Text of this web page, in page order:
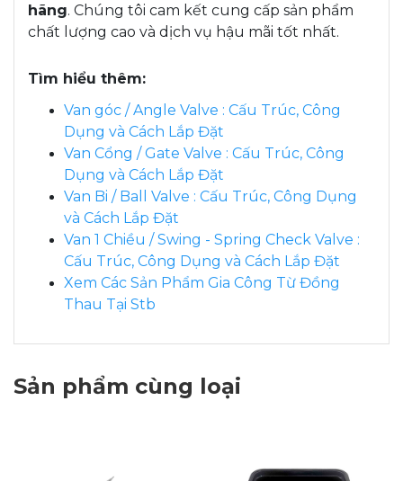
hãng. Chúng tôi cam kết cung cấp sản phẩm
chất lượng cao và dịch vụ hậu mãi tốt nhất.
Tìm hiểu thêm:
Van góc / Angle Valve : Cấu Trúc, Công
Dụng và Cách Lắp Đặt
Van Cổng / Gate Valve : Cấu Trúc, Công
Dụng và Cách Lắp Đặt
Van Bi / Ball Valve : Cấu Trúc, Công Dụng
và Cách Lắp Đặt
Van 1 Chiều / Swing - Spring Check Valve :
Cấu Trúc, Công Dụng và Cách Lắp Đặt
Xem Các Sản Phẩm Gia Công Từ Đồng
Thau Tại Stb
Sản phẩm cùng loại